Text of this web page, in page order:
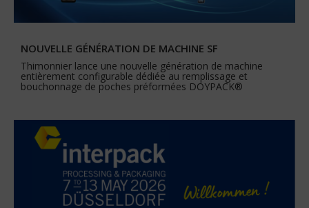
NOUVELLE GÉNÉRATION DE MACHINE SF
Thimonnier lance une nouvelle génération de machine
entièrement configurable dédiée au remplissage et
bouchonnage de poches préformées DOYPACK®